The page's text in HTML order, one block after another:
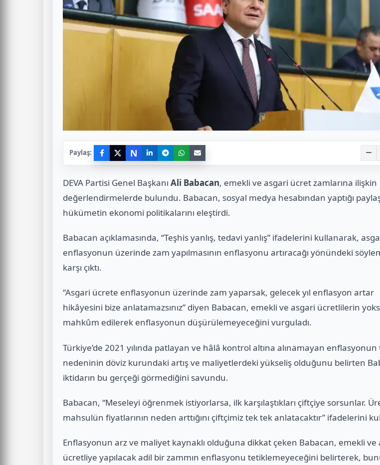
Paylaş: N
DEVA Partisi Genel Başkanı Ali Babacan, emekli ve asgari ücret zamlarına ilişkin
değerlendirmelerde bulundu. Babacan, sosyal medya hesabından yaptığı
hükümetin ekonomi politikalarını eleştirdi.
Babacan açıklamasında, “Teşhis yanlış, tedavi yanlış” ifadelerini kullanarak,
enflasyonun üzerinde zam yapılmasının enflasyonu artıracağı yönündeki
karşı çıktı.
“Asgari ücrete enflasyonun üzerinde zam yaparsak, gelecek yıl enflasyon artar
hikâyesini bize anlatamazsınız” diyen Babacan, emekli ve asgari ücretlilerin
mahkûm edilerek enflasyonun düşürülemeyeceğini vurguladı.
Türkiye’de 2021 yılında patlayan ve hâlâ kontrol altına alınamayan
nedeninin döviz kurundaki artış ve maliyetlerdeki yükseliş olduğunu belirten
iktidarın bu gerçeği görmediğini savundu.
Babacan, “Meseleyi öğrenmek istiyorlarsa, ilk karşılaştıkları çiftçiye sorsunlar.
mahsulün fiyatlarının neden arttığını çiftçimiz tek tek anlatacaktır” ifadelerini
Enflasyonun arz ve maliyet kaynaklı olduğuna dikkat çeken Babacan, emekli ve
ücretliye yapılacak adil bir zammın enflasyonu tetiklemeyeceğini belirterek,